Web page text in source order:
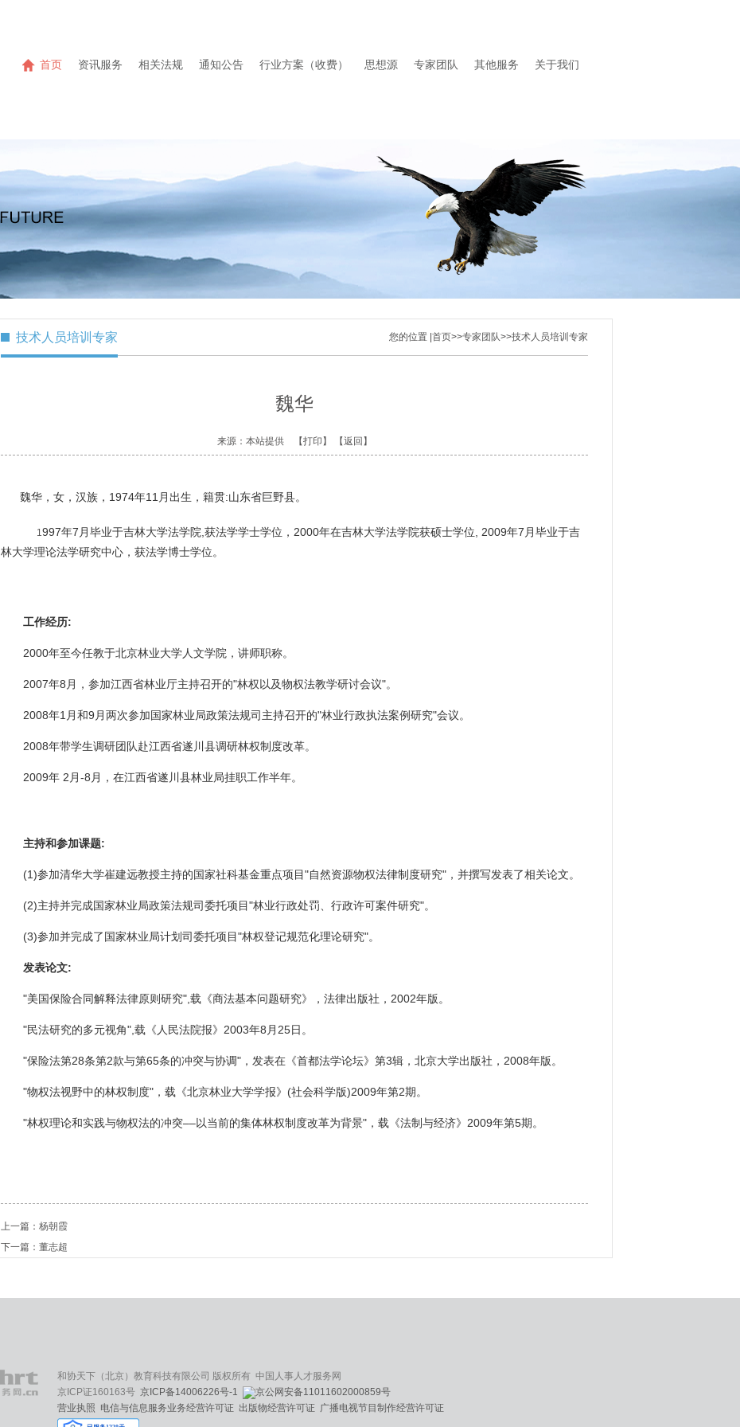
首页 资讯服务 相关法规 通知公告 行业方案（收费） 思想源 专家团队 其他服务 关于我们
技术人员培训专家 您的位置 | 首页>>专家团队>>技术人员培训专家
魏华
来源：本站提供 【打印】 【返回】
魏华，女，汉族，1974年11月出生，籍贯:山东省巨野县。
1997年7月毕业于吉林大学法学院,获法学学士学位，2000年在吉林大学法学院获硕士学位, 2009年7月毕业于吉
林大学理论法学研究中心，获法学博士学位。
工作经历:
2000年至今任教于北京林业大学人文学院，讲师职称。
2007年8月，参加江西省林业厅主持召开的"林权以及物权法教学研讨会议"。
2008年1月和9月两次参加国家林业局政策法规司主持召开的"林业行政执法案例研究"会议。
2008年带学生调研团队赴江西省遂川县调研林权制度改革。
2009年 2月-8月，在江西省遂川县林业局挂职工作半年。
主持和参加课题:
(1)参加清华大学崔建远教授主持的国家社科基金重点项目"自然资源物权法律制度研究"，并撰写发表了相关论文。
(2)主持并完成国家林业局政策法规司委托项目"林业行政处罚、行政许可案件研究"。
(3)参加并完成了国家林业局计划司委托项目"林权登记规范化理论研究"。
发表论文:
"美国保险合同解释法律原则研究",载《商法基本问题研究》，法律出版社，2002年版。
"民法研究的多元视角",载《人民法院报》2003年8月25日。
"保险法第28条第2款与第65条的冲突与协调"，发表在《首都法学论坛》第3辑，北京大学出版社，2008年版。
"物权法视野中的林权制度"，载《北京林业大学学报》(社会科学版)2009年第2期。
"林权理论和实践与物权法的冲突––以当前的集体林权制度改革为背景"，载《法制与经济》2009年第5期。
上一篇： 杨朝霞
下一篇： 董志超
和协天下（北京）教育科技有限公司 版权所有 中国人事人才服务网
京ICP证160163号 京ICP备14006226号-1
京公网安备11011602000859号
营业执照 电信与信息服务业务经营许可证 出版物经营许可证 广播电视节目制作经营许可证